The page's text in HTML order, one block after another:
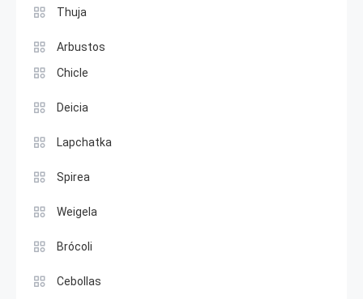
Thuja
Arbustos
Chicle
Deicia
Lapchatka
Spirea
Weigela
Brócoli
Cebollas